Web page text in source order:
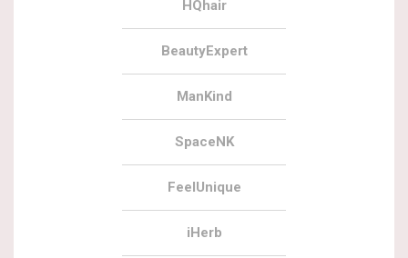
HQhair
BeautyExpert
ManKind
SpaceNK
FeelUnique
iHerb